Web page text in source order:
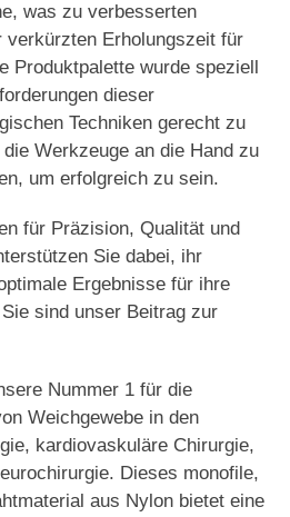
was zu verbesserten
verkürzten Erholungszeit für
Produktpalette wurde speziell
dieser
Techniken gerecht zu
Werkzeuge an die Hand zu
um erfolgreich zu sein.
für Präzision, Qualität und
Sie dabei, ihr
Ergebnisse für ihre
sind unser Beitrag zur
Nummer 1 für die
Weichgewebe in den
kardiovaskuläre Chirurgie,
Dieses monofile,
aus Nylon bietet eine